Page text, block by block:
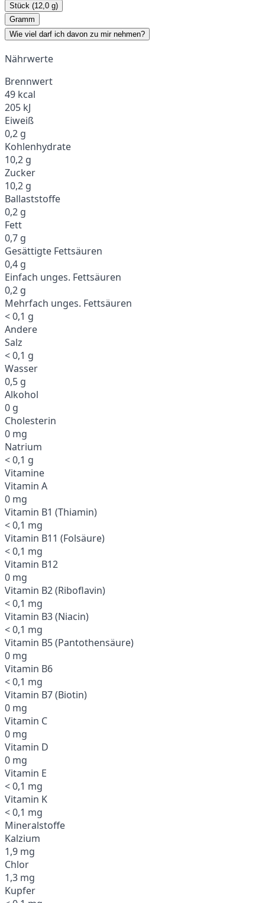
Stück (12,0 g)
Gramm
Wie viel darf ich davon zu mir nehmen?
Nährwerte
Brennwert
49 kcal
205 kJ
Eiweiß
0,2 g
Kohlenhydrate
10,2 g
Zucker
10,2 g
Ballaststoffe
0,2 g
Fett
0,7 g
Gesättigte Fettsäuren
0,4 g
Einfach unges. Fettsäuren
0,2 g
Mehrfach unges. Fettsäuren
< 0,1 g
Andere
Salz
< 0,1 g
Wasser
0,5 g
Alkohol
0 g
Cholesterin
0 mg
Natrium
< 0,1 g
Vitamine
Vitamin A
0 mg
Vitamin B1 (Thiamin)
< 0,1 mg
Vitamin B11 (Folsäure)
< 0,1 mg
Vitamin B12
0 mg
Vitamin B2 (Riboflavin)
< 0,1 mg
Vitamin B3 (Niacin)
< 0,1 mg
Vitamin B5 (Pantothensäure)
0 mg
Vitamin B6
< 0,1 mg
Vitamin B7 (Biotin)
0 mg
Vitamin C
0 mg
Vitamin D
0 mg
Vitamin E
< 0,1 mg
Vitamin K
< 0,1 mg
Mineralstoffe
Kalzium
1,9 mg
Chlor
1,3 mg
Kupfer